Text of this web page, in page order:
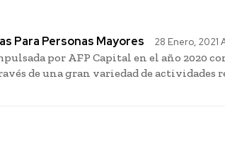
Para Personas Mayores 28 Enero, 2021
por AFP Capital en el año 2020
de una gran variedad de